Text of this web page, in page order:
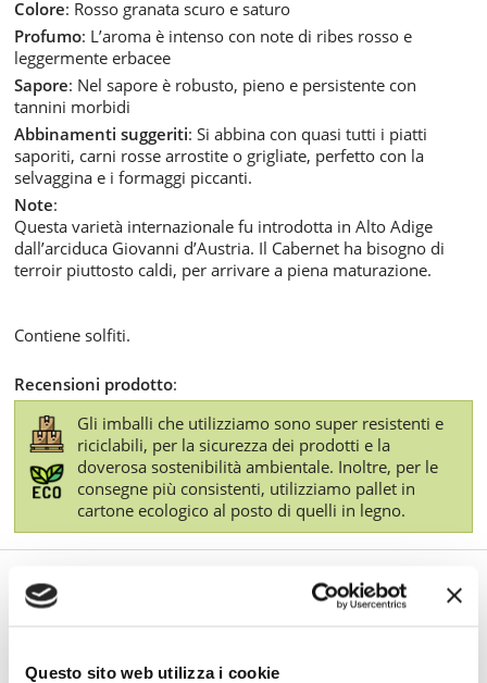
Questo sito web utilizza i cookie
Colore: Rosso granata scuro e saturo
Profumo: L’aroma è intenso con note di ribes rosso e
leggermente erbacee
Sapore: Nel sapore è robusto, pieno e persistente con
tannini morbidi
Abbinamenti suggeriti: Si abbina con quasi tutti i piatti
saporiti, carni rosse arrostite o grigliate, perfetto con la
selvaggina e i formaggi piccanti.
Note:
Questa varietà internazionale fu introdotta in Alto Adige
dall’arciduca Giovanni d’Austria. Il Cabernet ha bisogno di
terroir piuttosto caldi, per arrivare a piena maturazione.
Contiene solfiti.
Recensioni prodotto:
Gli imballi che utilizziamo sono super resistenti e
riciclabili, per la sicurezza dei prodotti e la
doverosa sostenibilità ambientale. Inoltre, per le
consegne più consistenti, utilizziamo pallet in
cartone ecologico al posto di quelli in legno.
TI POTREBBE INTERESSARE ANCHE